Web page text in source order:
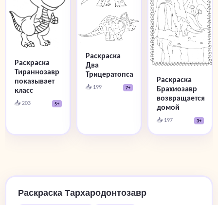
Раскраска
Тираннозавр
показывает
класс
📥 203 5+
Раскраска
Два
Трицератопса
📥 199 7+
Раскраска
Брахиозавр
возвращается
домой
📥 197 3+
Раскраска Тархародонтозавр